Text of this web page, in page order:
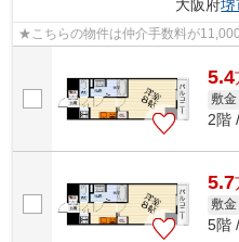
大阪府堺
★こちらの物件は仲介手数料が
5.4
敷金
2階
5.7
敷金
5階